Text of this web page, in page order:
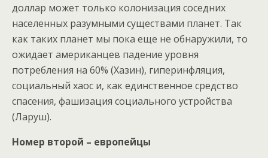
доллар может только колонизация соседних
населенных разумными существами планет. Так
как таких планет мы пока еще не обнаружили, то
ожидает американцев падение уровня
потребления на 60% (Хазин), гиперинфляция,
социальный хаос и, как единственное средство
спасения, фашизация социального устройства
(Ларуш).
Номер второй – европейцы